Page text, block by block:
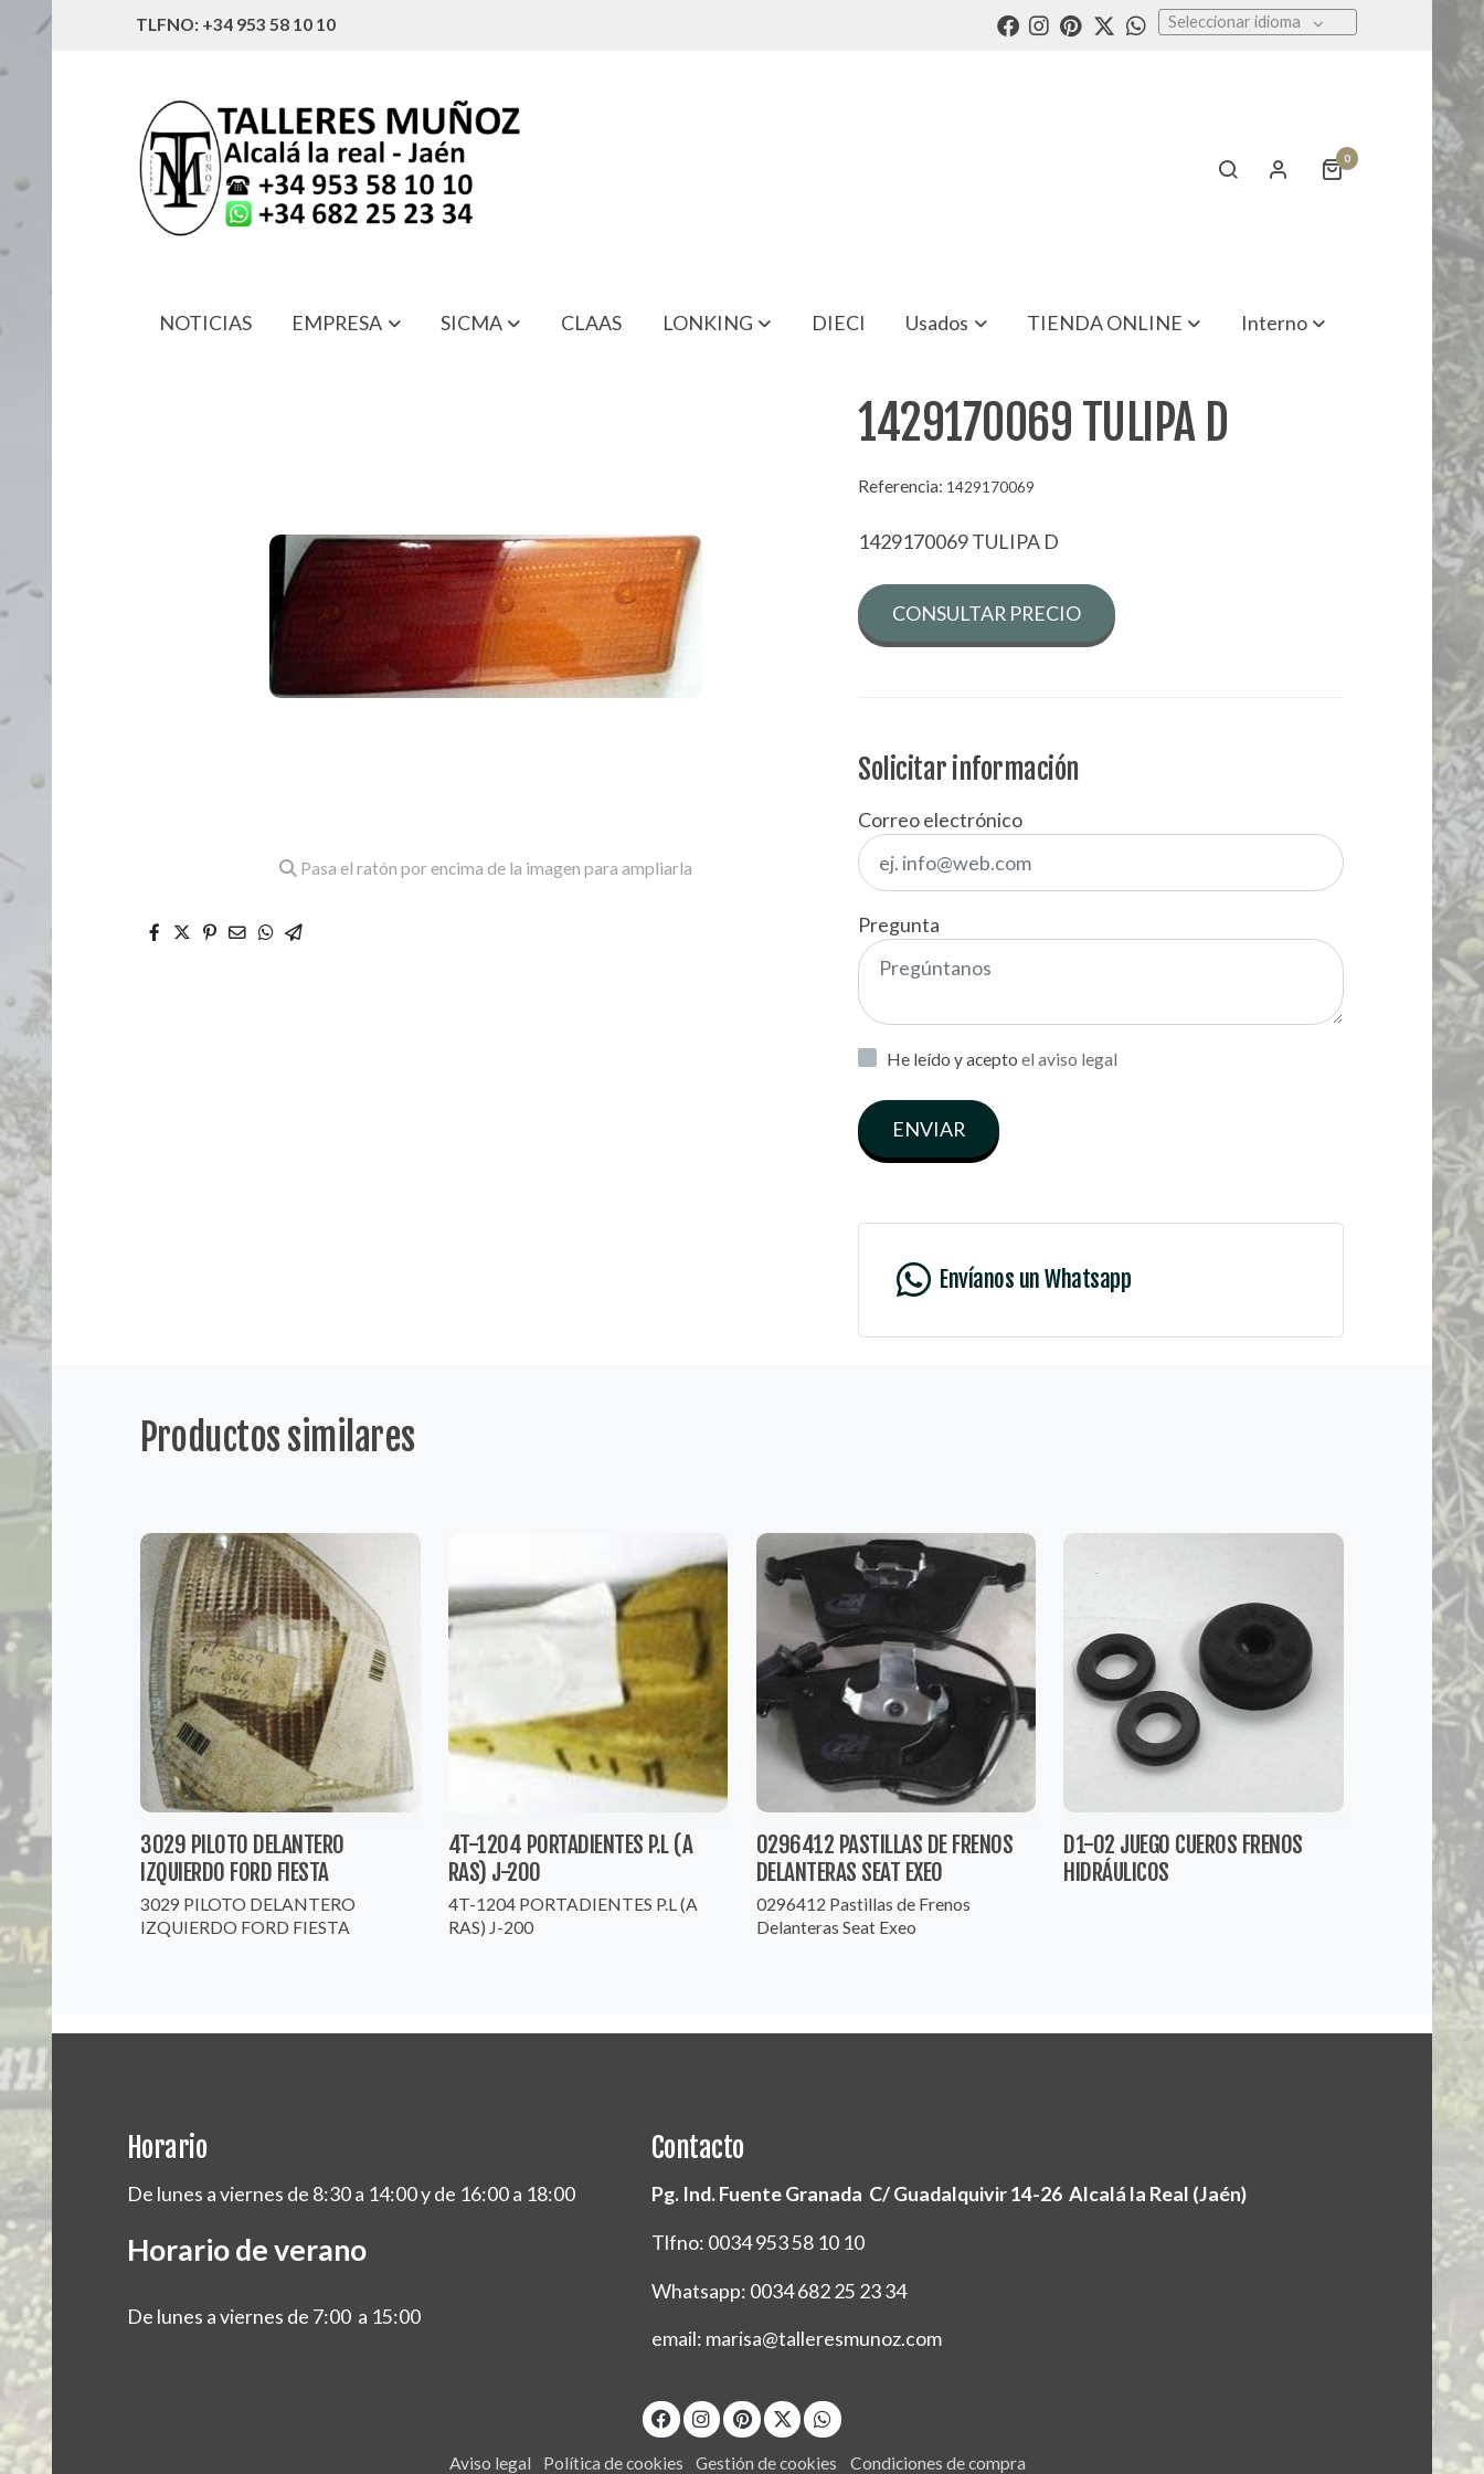
TLFNO: +34 953 58 10 10 Seleccionar idioma
0
NOTICIAS EMPRESA SICMA CLAAS LONKING DIECI Usados TIENDA ONLINE Interno
1429170069 TULIPA D
Pasa el ratón por encima de la imagen para ampliarla
1429170069 TULIPA D
Referencia: 1429170069
1429170069 TULIPA D
CONSULTAR PRECIO
Solicitar información
Correo electrónico
Pregunta
He leído y acepto el aviso legal
ENVIAR
Envíanos un Whatsapp
Productos similares
3029 PILOTO DELANTERO
IZQUIERDO FORD FIESTA
3029 PILOTO DELANTERO
IZQUIERDO FORD FIESTA
4T-1204 PORTADIENTES P.L (A
RAS) J-200
4T-1204 PORTADIENTES P.L (A
RAS) J-200
0296412 PASTILLAS DE FRENOS
DELANTERAS SEAT EXEO
0296412 Pastillas de Frenos
Delanteras Seat Exeo
D1-02 JUEGO CUEROS FRENOS
HIDRÁULICOS
Horario
De lunes a viernes de 8:30 a 14:00 y de 16:00 a 18:00
Horario de verano
De lunes a viernes de 7:00 a 15:00
Contacto
Pg. Ind. Fuente Granada C/ Guadalquivir 14-26 Alcalá la Real (Jaén)
Tlfno: 0034 953 58 10 10
Whatsapp: 0034 682 25 23 34
email: marisa@talleresmunoz.com
Aviso legal Política de cookies Gestión de cookies Condiciones de compra